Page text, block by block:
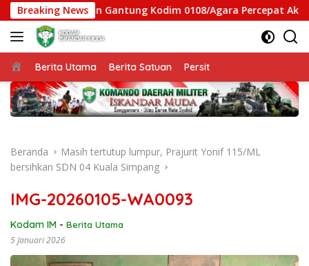
Langsung
ke
konten
Breaking News
Jembatan Gantung Kodim 0108/Agara Percepat Akses
Beranda
Berita Utama Berita Satuan Persit
Beranda
Masih tertutup lumpur, Prajurit Yonif 115/ML
bersihkan SDN 04 Kuala Simpang
IMG-20260105-WA0093
Kodam IM - Berita Utama
5 Januari 2026